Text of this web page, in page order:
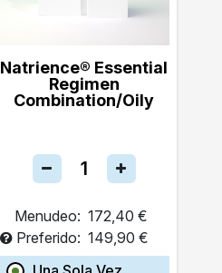
Natrience® Essential
Regimen
Combination/Oily
Menudeo: 172,40 €
Preferido: 149,90 €